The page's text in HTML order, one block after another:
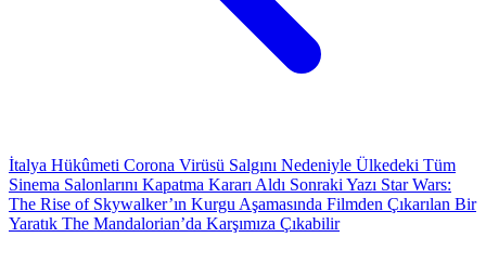
İtalya Hükûmeti Corona Virüsü Salgını Nedeniyle Ülkedeki Tüm
Sinema Salonlarını Kapatma Kararı Aldı Sonraki Yazı Star Wars:
The Rise of Skywalker’ın Kurgu Aşamasında Filmden Çıkarılan Bir
Yaratık The Mandalorian’da Karşımıza Çıkabilir